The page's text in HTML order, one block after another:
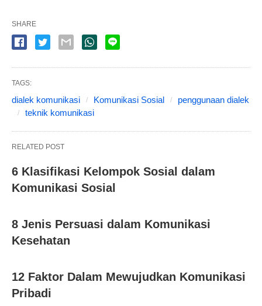
SHARE
TAGS:
dialek komunikasi Komunikasi Sosial
penggunaan dialek
teknik komunikasi
RELATED POST
6 Klasifikasi Kelompok Sosial dalam
Komunikasi Sosial
8 Jenis Persuasi dalam Komunikasi
Kesehatan
12 Faktor Dalam Mewujudkan Komunikasi
Pribadi